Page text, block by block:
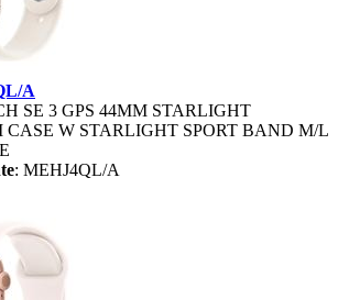
A
SE 3 GPS 44MM STARLIGHT
W STARLIGHT SPORT BAND M/L
: MEHJ4QL/A